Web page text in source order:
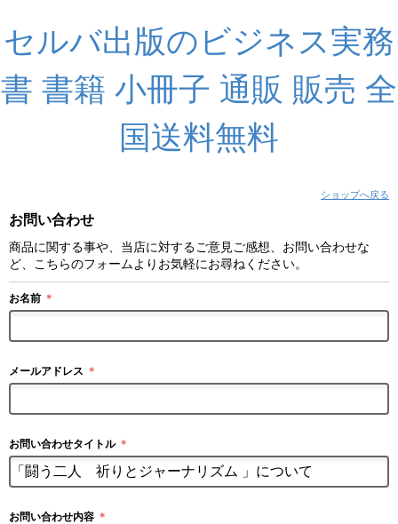
セルバ出版のビジネス実務
書 書籍 小冊子 通販 販売 全
国送料無料
ショップへ戻る
お問い合わせ
商品に関する事や、当店に対するご意見ご感想、お問い合わせな
ど、こちらのフォームよりお気軽にお尋ねください。
お名前 ＊
メールアドレス ＊
お問い合わせタイトル ＊
お問い合わせ内容 ＊